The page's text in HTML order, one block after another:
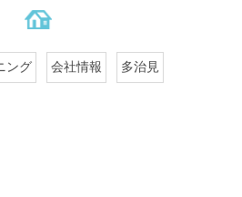
ング 会社情報 多治見